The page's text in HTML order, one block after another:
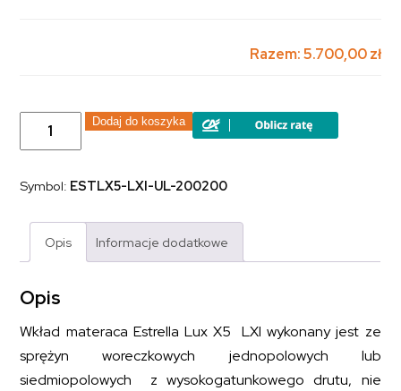
Razem:5.700,00 zł
ilość
Materac
kieszeniowy
lateksoidalną
LUX
200x200
Dodaj do koszyka
Symbol: ESTLX5-LXI-UL-200200
Opis Informacje dodatkowe
Opis
Wkład materaca Estrella Lux X5 LXI wykonany jest ze
sprężyn woreczkowych jednopolowych lub
siedmiopolowych z wysokogatunkowego drutu, nie